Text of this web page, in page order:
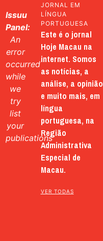
Issuu
Panel:
An
error
occurred
while
we
try
list
your
publications
JORNAL EM
LÍNGUA
PORTUGUESA
Este é o jornal
Hoje Macau na
internet. Somos
as notícias, a
análise, a opinião
e muito mais, em
língua
portuguesa, na
Região
Administrativa
Especial de
Macau.
VER TODAS